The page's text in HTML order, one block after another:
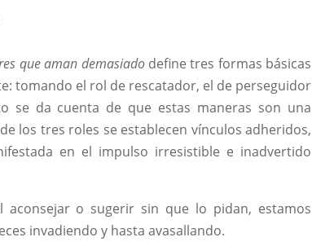
que aman demasiadodefine tres formas básicas
tomando el rol de rescatador, el de perseguidor
se da cuenta de que estas maneras son una
los tres roles se establecen vínculos adheridos,
en el impulso irresistible e inadvertido
o sugerir sin que lo pidan, estamos
invadiendo y hasta avasallando.